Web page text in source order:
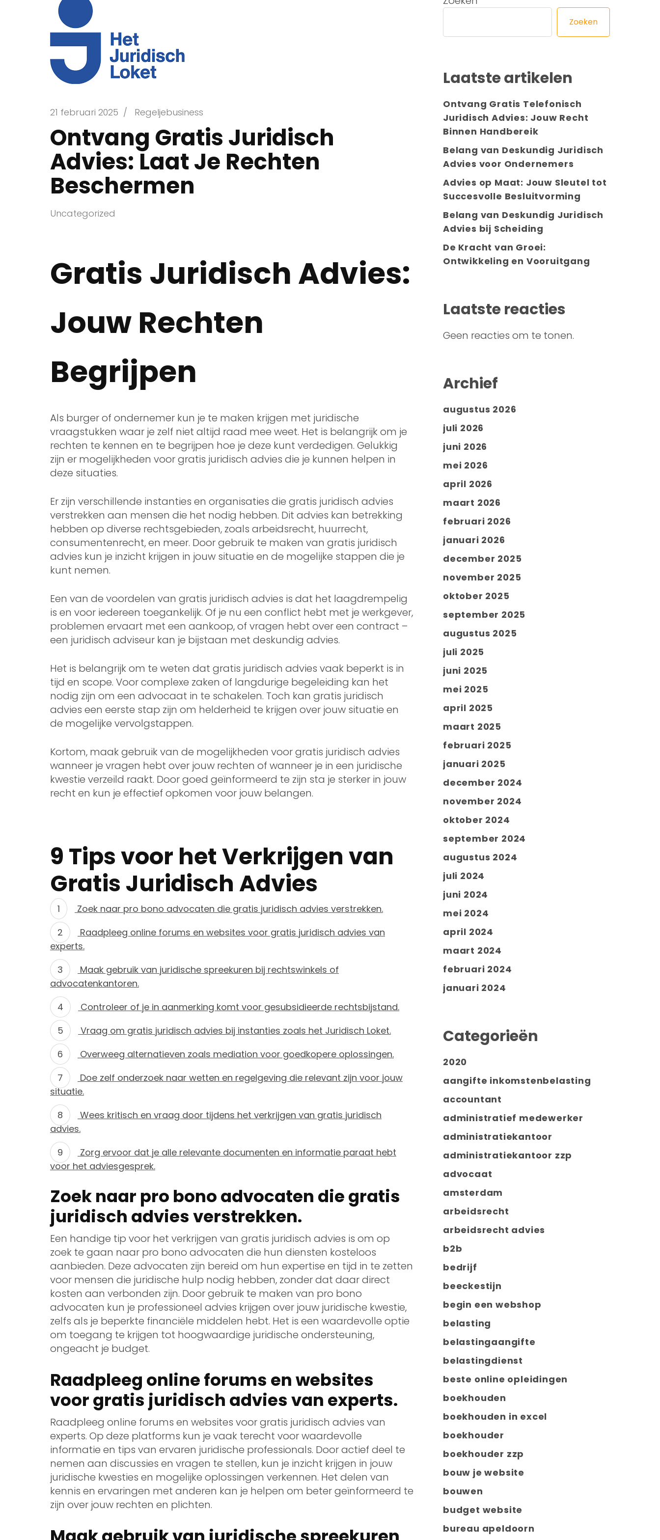
21 februari 2025 / Regeljebusiness
Ontvang Gratis Juridisch
Advies: Laat Je Rechten
Beschermen
Uncategorized
Gratis Juridisch Advies:
Jouw Rechten
Begrijpen
Als burger of ondernemer kun je te maken krijgen met juridische
vraagstukken waar je zelf niet altijd raad mee weet. Het is belangrijk om je
rechten te kennen en te begrijpen hoe je deze kunt verdedigen. Gelukkig
zijn er mogelijkheden voor gratis juridisch advies die je kunnen helpen in
deze situaties.
Er zijn verschillende instanties en organisaties die gratis juridisch advies
verstrekken aan mensen die het nodig hebben. Dit advies kan betrekking
hebben op diverse rechtsgebieden, zoals arbeidsrecht, huurrecht,
consumentenrecht, en meer. Door gebruik te maken van gratis juridisch
advies kun je inzicht krijgen in jouw situatie en de mogelijke stappen die je
kunt nemen.
Een van de voordelen van gratis juridisch advies is dat het laagdrempelig
is en voor iedereen toegankelijk. Of je nu een conflict hebt met je werkgever,
problemen ervaart met een aankoop, of vragen hebt over een contract –
een juridisch adviseur kan je bijstaan met deskundig advies.
Het is belangrijk om te weten dat gratis juridisch advies vaak beperkt is in
tijd en scope. Voor complexe zaken of langdurige begeleiding kan het
nodig zijn om een advocaat in te schakelen. Toch kan gratis juridisch
advies een eerste stap zijn om helderheid te krijgen over jouw situatie en
de mogelijke vervolgstappen.
Kortom, maak gebruik van de mogelijkheden voor gratis juridisch advies
wanneer je vragen hebt over jouw rechten of wanneer je in een juridische
kwestie verzeild raakt. Door goed geïnformeerd te zijn sta je sterker in jouw
recht en kun je effectief opkomen voor jouw belangen.
9 Tips voor het Verkrijgen van
Gratis Juridisch Advies
Zoek naar pro bono advocaten die gratis juridisch advies verstrekken.
Raadpleeg online forums en websites voor gratis juridisch advies van
experts.
Maak gebruik van juridische spreekuren bij rechtswinkels of
advocatenkantoren.
Controleer of je in aanmerking komt voor gesubsidieerde rechtsbijstand.
Vraag om gratis juridisch advies bij instanties zoals het Juridisch Loket.
Overweeg alternatieven zoals mediation voor goedkopere oplossingen.
Doe zelf onderzoek naar wetten en regelgeving die relevant zijn voor jouw
situatie.
Wees kritisch en vraag door tijdens het verkrijgen van gratis juridisch
advies.
Zorg ervoor dat je alle relevante documenten en informatie paraat hebt
voor het adviesgesprek.
Zoek naar pro bono advocaten die gratis
juridisch advies verstrekken.
Een handige tip voor het verkrijgen van gratis juridisch advies is om op
zoek te gaan naar pro bono advocaten die hun diensten kosteloos
aanbieden. Deze advocaten zijn bereid om hun expertise en tijd in te zetten
voor mensen die juridische hulp nodig hebben, zonder dat daar direct
kosten aan verbonden zijn. Door gebruik te maken van pro bono
advocaten kun je professioneel advies krijgen over jouw juridische kwestie,
zelfs als je beperkte financiële middelen hebt. Het is een waardevolle optie
om toegang te krijgen tot hoogwaardige juridische ondersteuning,
ongeacht je budget.
Raadpleeg online forums en websites
voor gratis juridisch advies van experts.
Raadpleeg online forums en websites voor gratis juridisch advies van
experts. Op deze platforms kun je vaak terecht voor waardevolle
informatie en tips van ervaren juridische professionals. Door actief deel te
nemen aan discussies en vragen te stellen, kun je inzicht krijgen in jouw
juridische kwesties en mogelijke oplossingen verkennen. Het delen van
kennis en ervaringen met anderen kan je helpen om beter geïnformeerd te
zijn over jouw rechten en plichten.
Zoeken
Laatste artikelen
Ontvang Gratis Telefonisch
Juridisch Advies: Jouw Recht
Binnen Handbereik
Belang van Deskundig Juridisch
Advies voor Ondernemers
Advies op Maat: Jouw Sleutel tot
Succesvolle Besluitvorming
Belang van Deskundig Juridisch
Advies bij Scheiding
De Kracht van Groei:
Ontwikkeling en Vooruitgang
Laatste reacties
Geen reacties om te tonen.
Archief
augustus 2026
juli 2026
juni 2026
mei 2026
april 2026
maart 2026
februari 2026
januari 2026
december 2025
november 2025
oktober 2025
september 2025
augustus 2025
juli 2025
juni 2025
mei 2025
april 2025
maart 2025
februari 2025
januari 2025
december 2024
november 2024
oktober 2024
september 2024
augustus 2024
juli 2024
juni 2024
mei 2024
april 2024
maart 2024
februari 2024
januari 2024
Categorieën
2020
aangifte inkomstenbelasting
accountant
administratief medewerker
administratiekantoor
administratiekantoor zzp
advocaat
amsterdam
arbeidsrecht
arbeidsrecht advies
b2b
bedrijf
beeckestijn
begin een webshop
belasting
belastingaangifte
belastingdienst
beste online opleidingen
boekhouden
boekhouden in excel
boekhouder
boekhouder zzp
bouw je website
bouwen
budget website
bureau apeldoorn